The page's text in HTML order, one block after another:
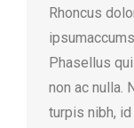
Rhoncus
Phasellus
non ac nulla.
turpis nibh,